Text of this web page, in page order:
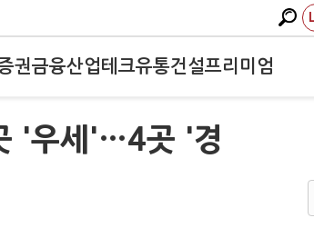
권금융산업테크유통건설프리미엄
'우세'…4곳 '경